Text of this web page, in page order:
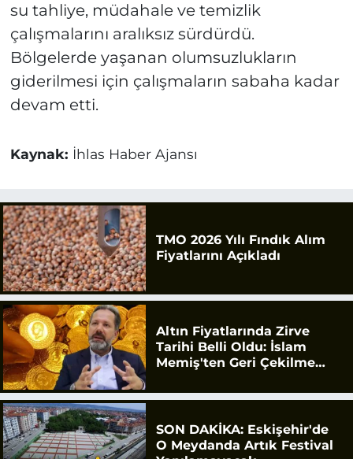
su tahliye, müdahale ve temizlik
çalışmalarını aralıksız sürdürdü.
Bölgelerde yaşanan olumsuzlukların
giderilmesi için çalışmaların sabaha kadar
devam etti.
Kaynak: İhlas Haber Ajansı
TMO 2026 Yılı Fındık Alım
Fiyatlarını Açıkladı
Altın Fiyatlarında Zirve
Tarihi Belli Oldu: İslam
Memiş'ten Geri Çekilme
SON DAKİKA: Eskişehir'de
O Meydanda Artık Festival